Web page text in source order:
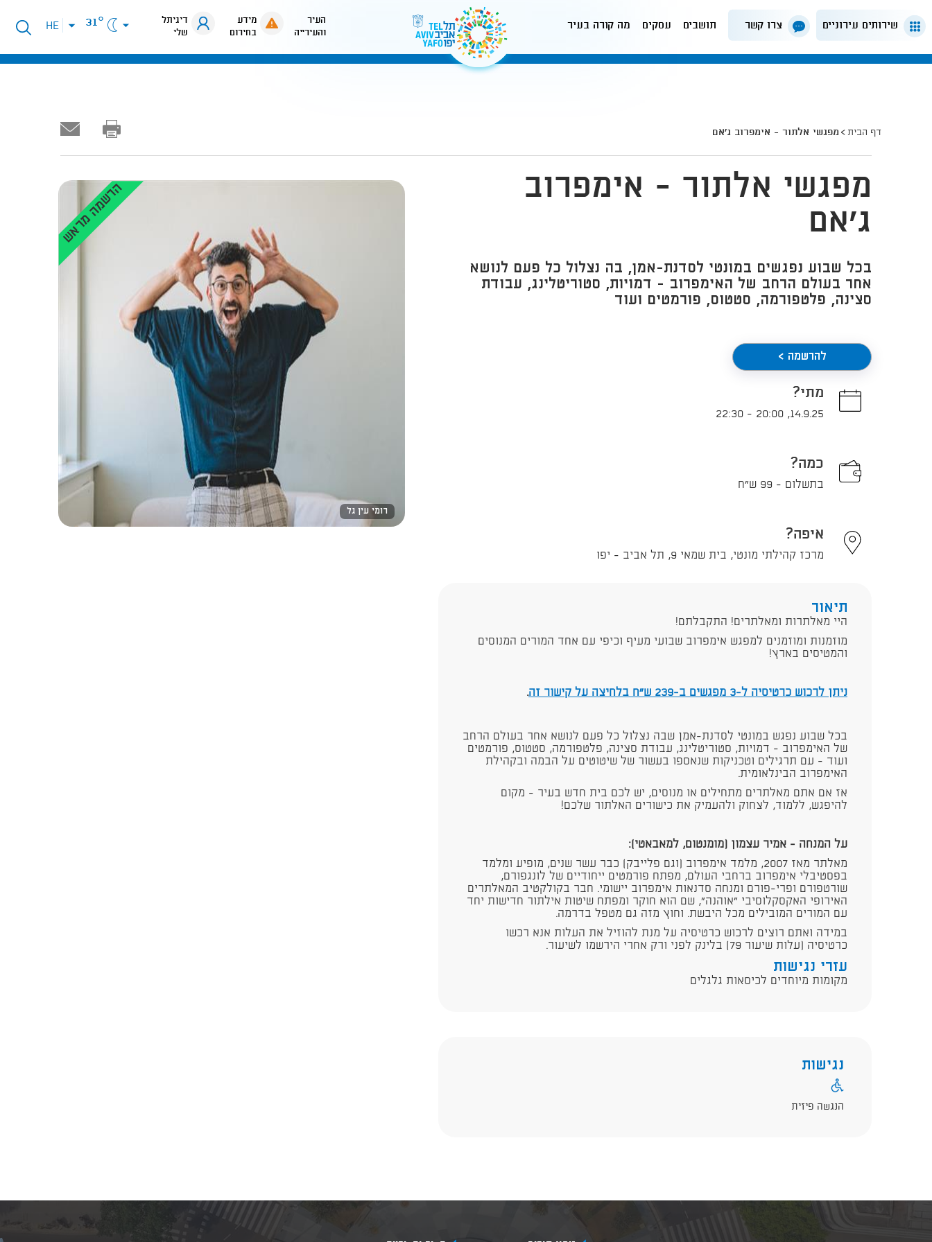
שירותים עירוניים צרו קשר תושבים עסקים מה קורה בעיר
העיר
והעירייה
מידע
בחירום
דיגיתל
שלי
31°
פתיחת
תפריט
HE
דף הבית מפגשי אלתור - אימפרוב ג'אם
רומי עין גל
הרשמה מראש
מפגשי אלתור - אימפרוב
ג'אם
בכל שבוע נפגשים במונטי לסדנת-אמן, בה נצלול כל פעם לנושא
אחר בעולם הרחב של האימפרוב - דמויות, סטוריטלינג, עבודת
סצינה, פלטפורמה, סטטוס, פורמטים ועוד
להרשמה >
מתי?
14.9.25
,
20:00
-
22:30
כמה?
בתשלום - 99 ש"ח
איפה?
מרכז קהילתי מונטי, בית שמאי 9, תל אביב - יפו
תיאור
היי מאלתרות ומאלתרים! התקבלתם!
מוזמנות ומוזמנים למפגש אימפרוב שבועי מעיף וכיפי עם אחד המורים המנוסים
והמטיסים בארץ!
ניתן לרכוש כרטיסיה ל-3 מפגשים ב-239 ש״ח בלחיצה על קישור זה .
בכל שבוע נפגש במונטי לסדנת-אמן שבה נצלול כל פעם לנושא אחר בעולם הרחב
של האימפרוב - דמויות, סטוריטלינג, עבודת סצינה, פלטפורמה, סטטוס, פורמטים
ועוד - עם תרגילים וטכניקות שנאספו בעשור של שיטוטים על הבמה ובקהילת
האימפרוב הבינלאומית.
אז אם אתם מאלתרים מתחילים או מנוסים, יש לכם בית חדש בעיר - מקום
להיפגש, ללמוד, לצחוק ולהעמיק את כישורים האלתור שלכם!
על המנחה - אמיר עצמון (מומנטום, למאבאטי):
מאלתר מאז 2007, מלמד אימפרוב (וגם פלייבק) כבר עשר שנים, מופיע ומלמד
בפסטיבלי אימפרוב ברחבי העולם, מפתח פורמטים ייחודיים של לונגפורם,
שורטפורם ופרי-פורם ומנחה סדנאות אימפרוב יישומי. חבר בקולקטיב המאלתרים
האירופי האקסקלוסיבי "אוהנה", שם הוא חוקר ומפתח שיטות אילתור חדישות יחד
עם המורים המובילים מכל היבשת. וחוץ מזה גם מטפל בדרמה.
במידה ואתם רוצים לרכוש כרטיסיה על מנת להוזיל את העלות אנא רכשו
כרטיסיה (עלות שיעור 79) בלינק לפני ורק אחרי הירשמו לשיעור.
עזרי נגישות
מקומות מיוחדים לכיסאות גלגלים
נגישות
הנגשה פיזית